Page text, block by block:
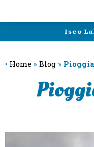
Iseo
• Home » Blog »